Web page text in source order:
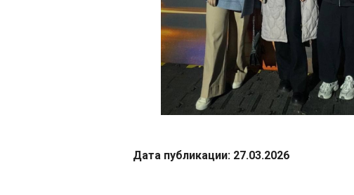
Дата публикации: 27.03.2026